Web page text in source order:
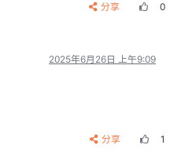
分享 0
2025年6月26日 上午9:09
分享 1